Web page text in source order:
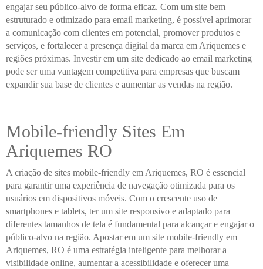
engajar seu público-alvo de forma eficaz. Com um site bem
estruturado e otimizado para email marketing, é possível aprimorar
a comunicação com clientes em potencial, promover produtos e
serviços, e fortalecer a presença digital da marca em Ariquemes e
regiões próximas. Investir em um site dedicado ao email marketing
pode ser uma vantagem competitiva para empresas que buscam
expandir sua base de clientes e aumentar as vendas na região.
Mobile-friendly Sites Em
Ariquemes RO
A criação de sites mobile-friendly em Ariquemes, RO é essencial
para garantir uma experiência de navegação otimizada para os
usuários em dispositivos móveis. Com o crescente uso de
smartphones e tablets, ter um site responsivo e adaptado para
diferentes tamanhos de tela é fundamental para alcançar e engajar o
público-alvo na região. Apostar em um site mobile-friendly em
Ariquemes, RO é uma estratégia inteligente para melhorar a
visibilidade online, aumentar a acessibilidade e oferecer uma